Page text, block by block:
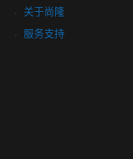
关于尚隆
服务支持